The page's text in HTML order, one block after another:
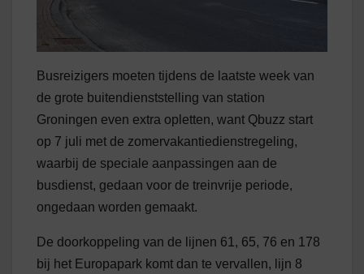
Busreizigers moeten tijdens de laatste week van
de grote buitendienststelling van station
Groningen even extra opletten, want Qbuzz start
op 7 juli met de zomervakantiedienstregeling,
waarbij de speciale aanpassingen aan de
busdienst, gedaan voor de treinvrije periode,
ongedaan worden gemaakt.
De doorkoppeling van de lijnen 61, 65, 76 en 178
bij het Europapark komt dan te vervallen, lijn 8